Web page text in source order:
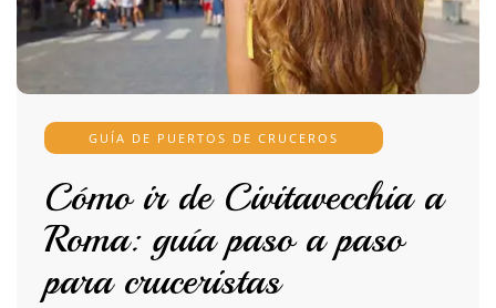
GUÍA DE PUERTOS DE CRUCEROS
Cómo ir de Civitavecchia a
Roma: guía paso a paso
para cruceristas